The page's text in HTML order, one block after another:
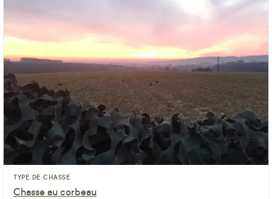
TYPE DE CHASSE
Chasse au corbeau